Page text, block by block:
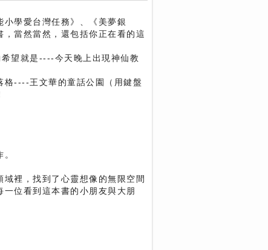
學愛台灣任務》、《美夢銀
當然當然，還包括你正在看的這
望就是----今天晚上出現神仙教
格----王文華的童話公園（用鍵盤
裡，找到了心靈想像的無限空間
位看到這本書的小朋友與大朋